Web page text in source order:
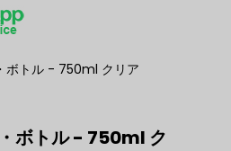
ボトル - 750ml クリア
ボトル - 750ml ク